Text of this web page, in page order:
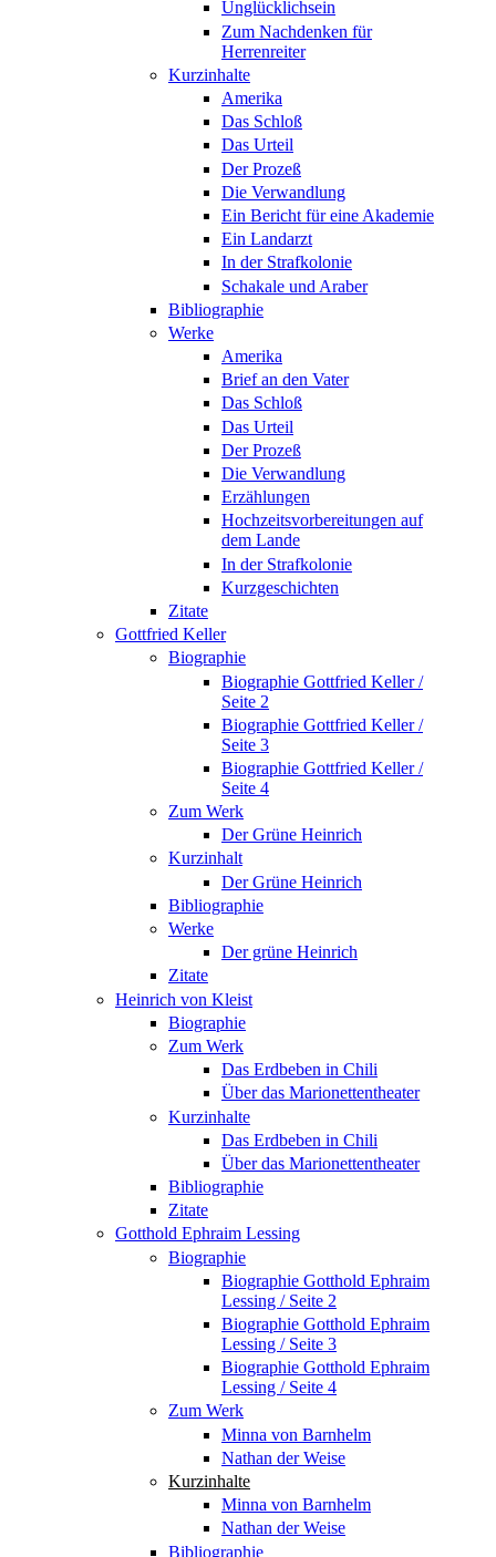
Unglücklichsein
Zum Nachdenken für
Herrenreiter
Kurzinhalte
Amerika
Das Schloß
Das Urteil
Der Prozeß
Die Verwandlung
Ein Bericht für eine Akademie
Ein Landarzt
In der Strafkolonie
Schakale und Araber
Bibliographie
Werke
Amerika
Brief an den Vater
Das Schloß
Das Urteil
Der Prozeß
Die Verwandlung
Erzählungen
Hochzeitsvorbereitungen auf
dem Lande
In der Strafkolonie
Kurzgeschichten
Zitate
Gottfried Keller
Biographie
Biographie Gottfried Keller /
Seite 2
Biographie Gottfried Keller /
Seite 3
Biographie Gottfried Keller /
Seite 4
Zum Werk
Der Grüne Heinrich
Kurzinhalt
Der Grüne Heinrich
Bibliographie
Werke
Der grüne Heinrich
Zitate
Heinrich von Kleist
Biographie
Zum Werk
Das Erdbeben in Chili
Über das Marionettentheater
Kurzinhalte
Das Erdbeben in Chili
Über das Marionettentheater
Bibliographie
Zitate
Gotthold Ephraim Lessing
Biographie
Biographie Gotthold Ephraim
Lessing / Seite 2
Biographie Gotthold Ephraim
Lessing / Seite 3
Biographie Gotthold Ephraim
Lessing / Seite 4
Zum Werk
Minna von Barnhelm
Nathan der Weise
Kurzinhalte
Minna von Barnhelm
Nathan der Weise
Bibliographie